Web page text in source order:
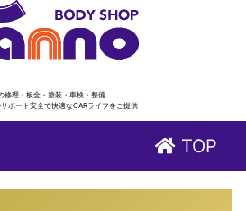
修理・板金・塗装・車検・整備
ポート安全で快適なCARライフをご提供
TOP